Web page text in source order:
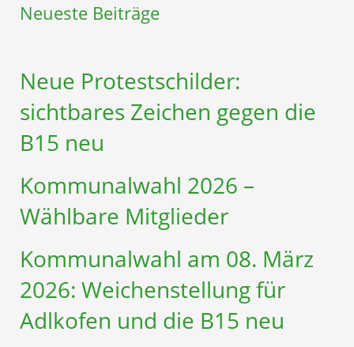
Neueste Beiträge
Neue Protestschilder:
sichtbares Zeichen gegen die
B15 neu
Kommunalwahl 2026 –
Wählbare Mitglieder
Kommunalwahl am 08. März
2026: Weichenstellung für
Adlkofen und die B15 neu